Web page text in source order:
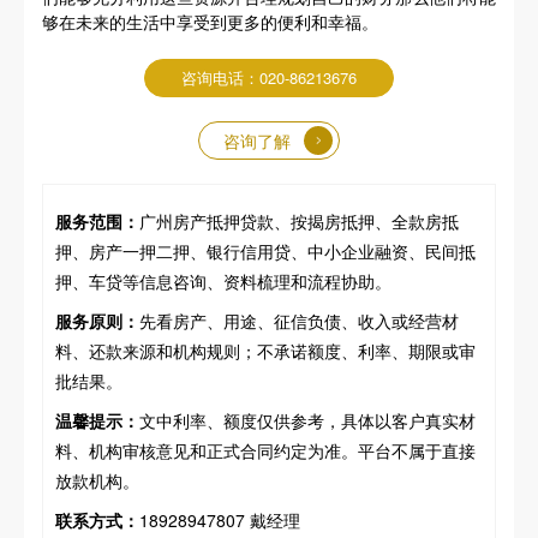
够在未来的生活中享受到更多的便利和幸福。
咨询电话：020-86213676
咨询了解
服务范围： 广州房产抵押贷款、按揭房抵押、全款房抵
押、房产一押二押、银行信用贷、中小企业融资、民间抵
押、车贷等信息咨询、资料梳理和流程协助。
服务原则： 先看房产、用途、征信负债、收入或经营材
料、还款来源和机构规则；不承诺额度、利率、期限或审
批结果。
温馨提示： 文中利率、额度仅供参考，具体以客户真实材
料、机构审核意见和正式合同约定为准。平台不属于直接
放款机构。
联系方式： 18928947807 戴经理